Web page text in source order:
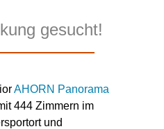
gesucht!
AHORN Panorama
444 Zimmern im
und